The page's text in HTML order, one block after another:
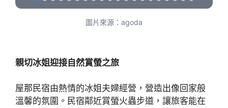
圖片來源：agoda
親切冰姐迎接自然賞螢之旅
屋那民宿由熱情的冰姐夫婦經營，營造出像回家般
溫馨的氛圍。民宿鄰近賞螢火蟲步道，讓旅客能在